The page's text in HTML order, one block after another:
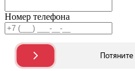
Номер телефона